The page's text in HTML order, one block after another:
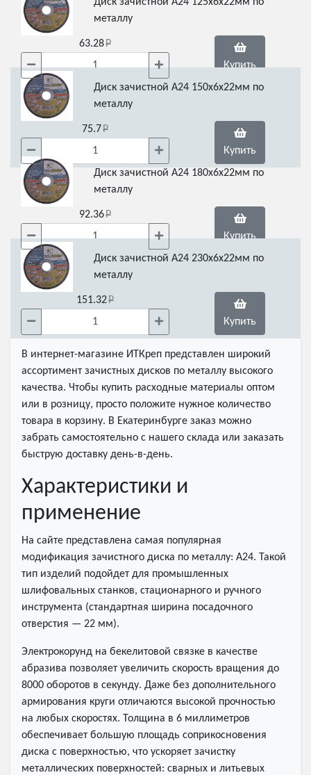
металлу
63.28
Купить
Диск зачистной А24 150х6х22мм по
металлу
75.7
Купить
Диск зачистной А24 180х6х22мм по
металлу
92.36
Купить
Диск зачистной А24 230х6х22мм по
металлу
151.32
Купить
В интернет-магазине ИТКреп представлен широкий
ассортимент зачистных дисков по металлу высокого
качества. Чтобы купить расходные материалы оптом
или в розницу, просто положите нужное количество
товара в корзину. В Екатеринбурге заказ можно
забрать самостоятельно с нашего склада или заказать
быструю доставку день-в-день.
Характеристики и
применение
На сайте представлена самая популярная
модификация зачистного диска по металлу: А24. Такой
тип изделий подойдет для промышленных
шлифовальных станков, стационарного и ручного
инструмента (стандартная ширина посадочного
отверстия — 22 мм).
Электрокорунд на бекелитовой связке в качестве
абразива позволяет увеличить скорость вращения до
8000 оборотов в секунду. Даже без дополнительного
армирования круги отличаются высокой прочностью
на любых скоростях. Толщина в 6 миллиметров
обеспечивает большую площадь соприкосновения
диска с поверхностью, что ускоряет зачистку
металлических поверхностей: сварных и литьевых